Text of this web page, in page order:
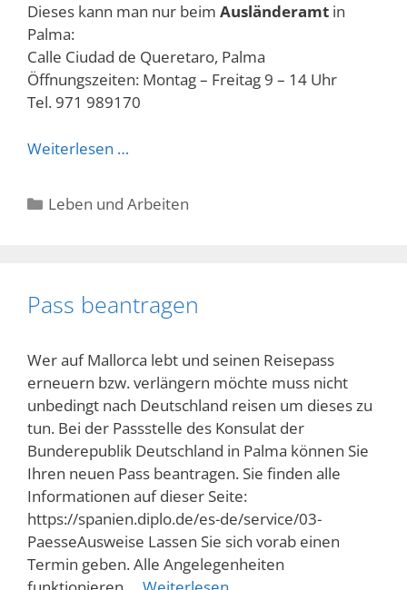
Dieses kann man nur beim Ausländeramt in
Palma:
Calle Ciudad de Queretaro, Palma
Öffnungszeiten: Montag – Freitag 9 – 14 Uhr
Tel. 971 989170
Weiterlesen …
Kategorien
Leben und Arbeiten
Pass beantragen
Wer auf Mallorca lebt und seinen Reisepass
erneuern bzw. verlängern möchte muss nicht
unbedingt nach Deutschland reisen um dieses zu
tun. Bei der Passstelle des Konsulat der
Bunderepublik Deutschland in Palma können Sie
Ihren neuen Pass beantragen. Sie finden alle
Informationen auf dieser Seite:
https://spanien.diplo.de/es-de/service/03-
PaesseAusweise Lassen Sie sich vorab einen
Termin geben. Alle Angelegenheiten